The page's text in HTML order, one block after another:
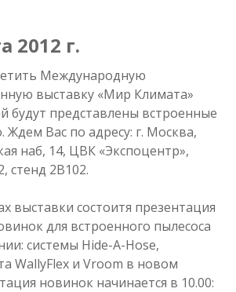
2012 г.
Международную
выставку «Мир Климата»
будут представлены встроенные
Ждем Вас по адресу: г. Москва,
наб, 14, ЦВК «Экспоцентр»,
стенд 2В102.
выставки состоитя презентация
для встроенного пылесоса
системы Hide-A-Hose,
WallyFlex и Vroom в новом
новинок начинается в 10.00: